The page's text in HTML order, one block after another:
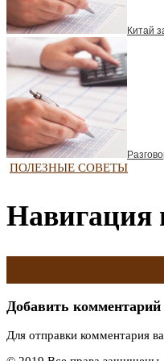
Китай
ПОЛЕЗНЫЕ СОВЕТЫ
Навигация
Добавить комментарий
Для отправки комментария